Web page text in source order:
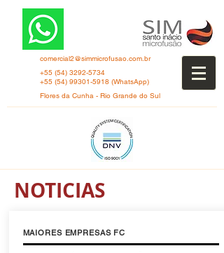
comercial2@simmicrofusao.com.br
+55 (54) 3292-5734
+55 (54) 99301-5918 (WhatsApp)
Flores da Cunha - Rio Grande do Sul
NOTICIAS
MAIORES EMPRESAS FC